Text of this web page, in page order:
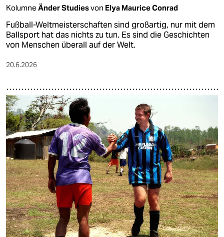
KolumneÄnder Studiesvon Elya Maurice Conrad
Fußball-Weltmeisterschaften sind großartig, nur mit dem
Ballsport hat das nichts zu tun. Es sind die Geschichten
von Menschen überall auf der Welt.
20.6.2026